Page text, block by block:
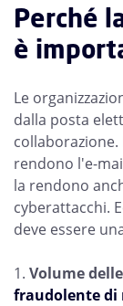
Perché
è
Le
dalla posta
rendono l'e-
la rendono
cyberattacchi.
deve essere
Volume
fraudolente di